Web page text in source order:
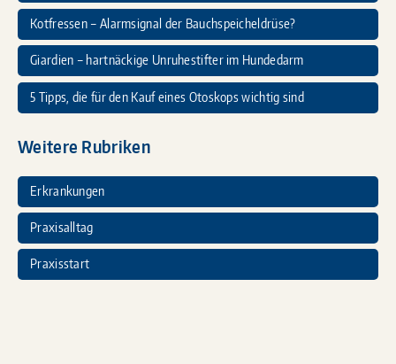
Kotfressen – Alarmsignal der Bauchspeicheldrüse?
Giardien – hartnäckige Unruhestifter im Hundedarm
5 Tipps, die für den Kauf eines Otoskops wichtig sind
Weitere Rubriken
Erkrankungen
Praxisalltag
Praxisstart